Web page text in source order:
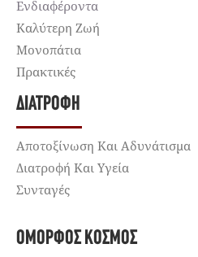
Ενδιαφέροντα
Καλύτερη Ζωή
Μονοπάτια
Πρακτικές
ΔΙΑΤΡΟΦΉ
Αποτοξίνωση Και Αδυνάτισμα
Διατροφή Και Υγεία
Συνταγές
ΌΜΟΡΦΟΣ ΚΌΣΜΟΣ